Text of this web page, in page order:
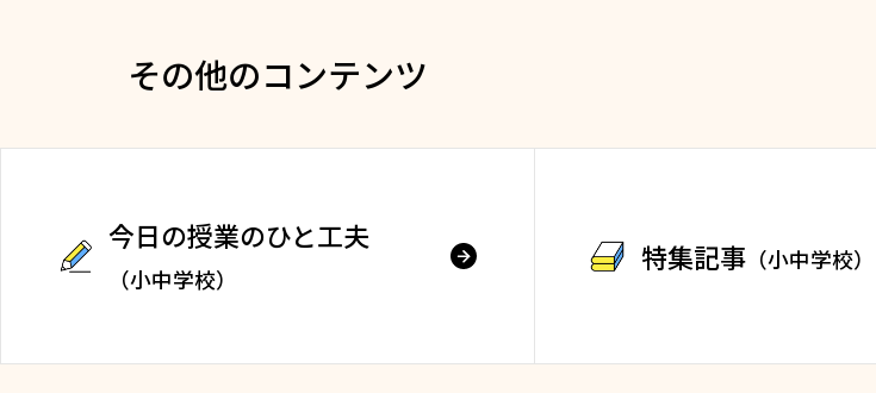
その他のコンテンツ
今日の授業のひと工夫
（小中学校）
特集記事 （小中学校）